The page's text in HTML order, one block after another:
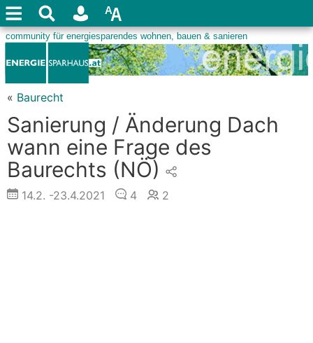
« Baurecht
Sanierung / Änderung Dach
wann eine Frage des
Baurechts (NÖ)
14.2. -23.4.2021 4 2